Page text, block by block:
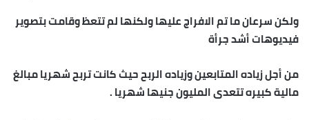
ولكن سرعان ما تم الافراج عليها ولكنها لم تتعظ وقامت بتصوير
فيديوهات أشد جرأة
من أجل زياده المتابعين وزياده الربح حيث كانت تربح شهريا مبالغ
مالية كبيره تتعدى المليون جنيها شهريا .